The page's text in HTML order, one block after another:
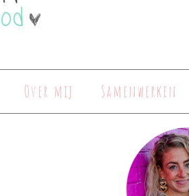
Over mij Samenwerken